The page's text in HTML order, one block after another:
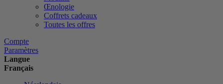
Œnologie
Coffrets cadeaux
Toutes les offres
Compte
Paramètres
Langue
Français